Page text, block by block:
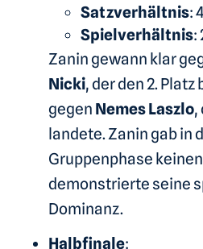
Satzverhältnis:
Spielverhältnis:
Zanin gewann klar
Nicki, der den 2.
gegen Nemes Laszlo,
landete. Zanin gab in
Gruppenphase keinen
demonstrierte seine
Dominanz.
Halbfinale: